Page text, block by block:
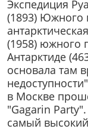
Экспедиция
(1893) Южного
(1958) южного
Антарктиде
основала там
в Москве
"Gagarin
самый